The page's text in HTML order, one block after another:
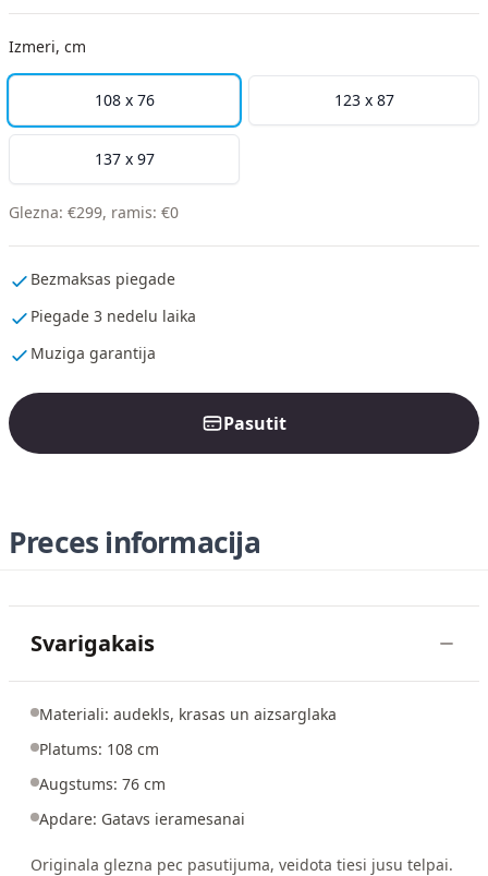
Izmeri, cm
108 x 76 123 x 87
137 x 97
Glezna: €299, ramis: €0
Bezmaksas piegade
Piegade 3 nedelu laika
Muziga garantija
Pasutit
Preces informacija
Svarigakais
Materiali: audekls, krasas un aizsarglaka
Platums: 108 cm
Augstums: 76 cm
Apdare: Gatavs ieramesanai
Originala glezna pec pasutijuma, veidota tiesi jusu telpai.